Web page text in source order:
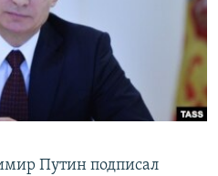
Путин подписал